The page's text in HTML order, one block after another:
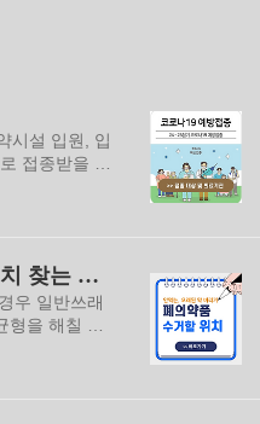
시설 입원, 입
접종받을 수
접종 대상 및
폐의약품 수거함, 우체통 위치 찾는 방법
우 일반쓰래
을 해칠 수
란할때가 있